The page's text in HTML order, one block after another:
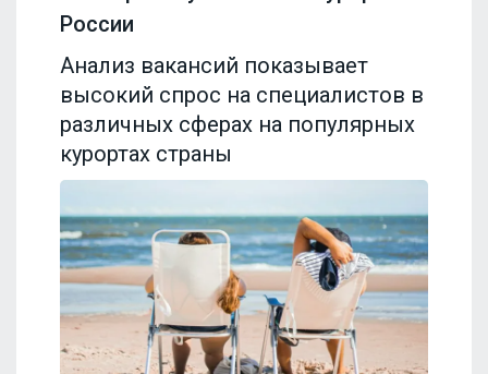
России
Анализ вакансий показывает
высокий спрос на специалистов в
различных сферах на популярных
курортах страны